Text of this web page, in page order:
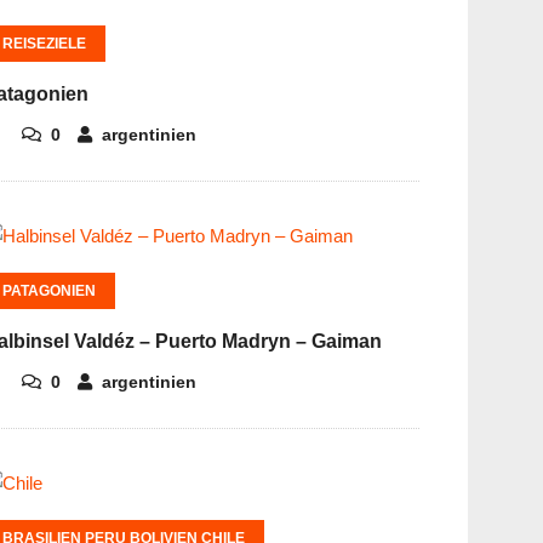
REISEZIELE
0 argentinien
PATAGONIEN
Valdéz – Puerto Madryn – Gaiman
0 argentinien
BRASILIEN PERU BOLIVIEN CHILE